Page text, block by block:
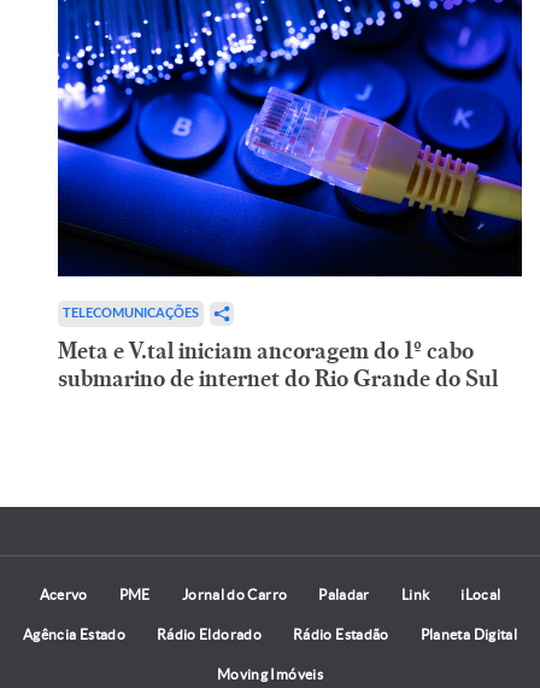
TELECOMUNICAÇÕES
Meta e V.tal iniciam ancoragem do 1º cabo
submarino de internet do Rio Grande do Sul
Acervo PME Jornal do Carro Paladar Link iLocal
Agência Estado Rádio Eldorado Rádio Estadão Planeta Digital
Moving Imóveis